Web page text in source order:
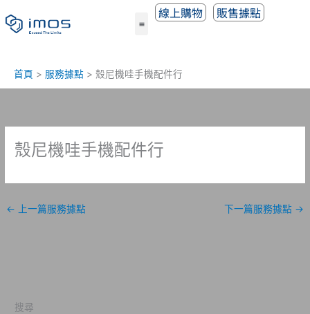
至
線上購物 販售據點
首頁 服務據點 殼尼機哇手機配件行
殼尼機哇手機配件行
← 上一篇服務據點 下一篇服務據點 →
搜尋